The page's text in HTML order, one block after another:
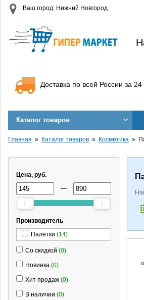
Ваш город: Нижний Новгород
Доставка по всей России за 24
Каталог товаров
Главная Каталог товаров Косметика
Цена, руб.
—
Производитель
Палетки (14)
Со скидкой (0)
Новинка (0)
Хит продаж (0)
В наличии (0)